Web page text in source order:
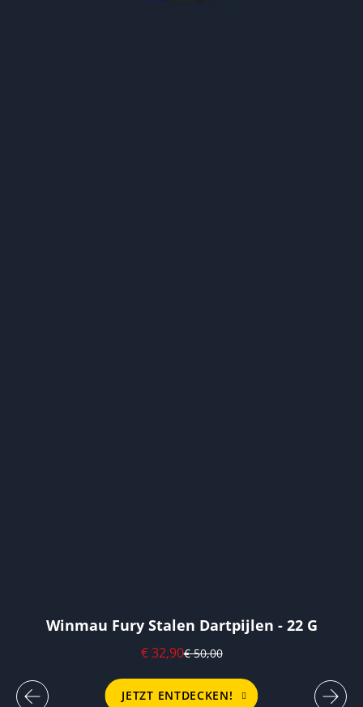
Winmau Fury Stalen Dartpijlen - 22 G
€ 32,90€ 50,00
JETZT ENTDECKEN!